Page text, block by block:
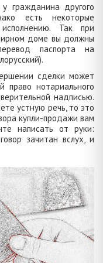
гражданина другого
есть некоторые
Так при
доме вы должны
паспорта на
сделки может
право нотариального
надписью.
устную речь, то это
купли-продажи вам
написать от руки:
зачитан вслух, и